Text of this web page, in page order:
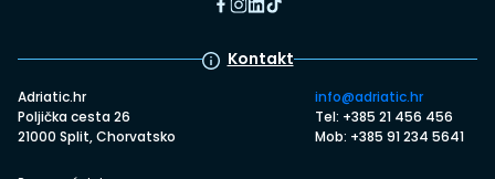
Kontakt
Adriatic.hr
Poljička cesta 26
21000 Split, Chorvatsko
info@adriatic.hr
Tel: +385 21 456 456
Mob: +385 91 234 5641